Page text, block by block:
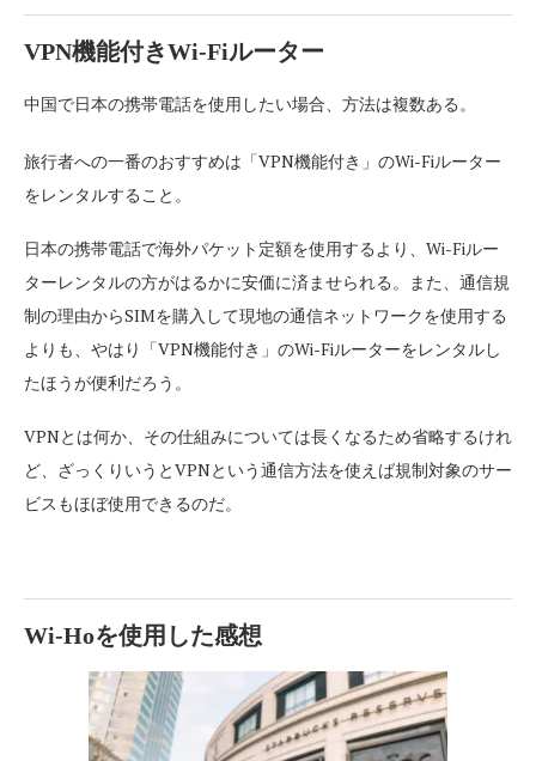
VPN機能付きWi-Fiルーター
中国で日本の携帯電話を使用したい場合、方法は複数ある。
旅行者への一番のおすすめは「VPN機能付き」のWi-Fiルーター
をレンタルすること。
日本の携帯電話で海外パケット定額を使用するより、Wi-Fiルー
ターレンタルの方がはるかに安価に済ませられる。また、通信規
制の理由からSIMを購入して現地の通信ネットワークを使用する
よりも、やはり「VPN機能付き」のWi-Fiルーターをレンタルし
たほうが便利だろう。
VPNとは何か、その仕組みについては長くなるため省略するけれ
ど、ざっくりいうとVPNという通信方法を使えば規制対象のサー
ビスもほぼ使用できるのだ。
Wi-Hoを使用した感想